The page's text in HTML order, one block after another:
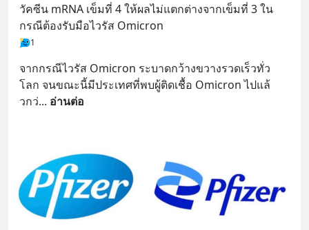
วัคซีน mRNA เข็มที่ 4 ให้ผลไม่แตกต่างจากเข็มที่ 3 ใน
กรณีต้องรับมือไวรัส Omicron
1
จากกรณีไวรัส Omicron ระบาดกว้างขวางรวดเร็วทั่ว
โลก จนขณะนี้มีประเทศที่พบผู้ติดเชื้อ Omicron ไปแล้
วกว่... อ่านต่อ